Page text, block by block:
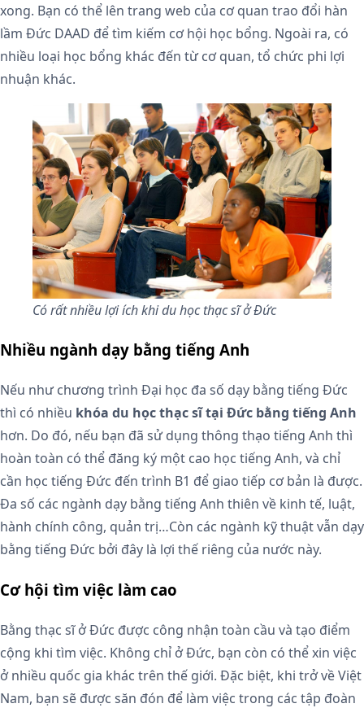
xong. Bạn có thể lên trang web của cơ quan trao đổi hàn
lầm Đức DAAD để tìm kiếm cơ hội học bổng. Ngoài ra, có
nhiều loại học bổng khác đến từ cơ quan, tổ chức phi lợi
nhuận khác.
Có rất nhiều lợi ích khi du học thạc sĩ ở Đức
Nhiều ngành dạy bằng tiếng Anh
Nếu như chương trình Đại học đa số dạy bằng tiếng Đức
thì có nhiều khóa du học thạc sĩ tại Đức bằng tiếng Anh
hơn. Do đó, nếu bạn đã sử dụng thông thạo tiếng Anh thì
hoàn toàn có thể đăng ký một cao học tiếng Anh, và chỉ
cần học tiếng Đức đến trình B1 để giao tiếp cơ bản là được.
Đa số các ngành dạy bằng tiếng Anh thiên về kinh tế, luật,
hành chính công, quản trị…Còn các ngành kỹ thuật vẫn dạy
bằng tiếng Đức bởi đây là lợi thế riêng của nước này.
Cơ hội tìm việc làm cao
Bằng thạc sĩ ở Đức được công nhận toàn cầu và tạo điểm
cộng khi tìm việc. Không chỉ ở Đức, bạn còn có thể xin việc
ở nhiều quốc gia khác trên thế giới. Đặc biệt, khi trở về Việt
Nam, bạn sẽ được săn đón để làm việc trong các tập đoàn